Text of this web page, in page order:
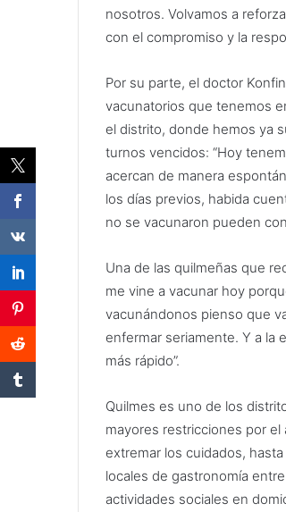
nosotros. Volvamos a
con el compromiso y la
Por su parte, el doctor
vacunatorios que tenemos
el distrito, donde hemos ya
turnos vencidos: “Hoy
acercan de manera
los días previos, habida
no se vacunaron pueden
Una de las quilmeñas que
me vine a vacunar hoy
vacunándonos pienso que
enfermar seriamente. Y a la
más rápido”.
Quilmes es uno de los
mayores restricciones por
extremar los cuidados,
locales de gastronomía
actividades sociales en